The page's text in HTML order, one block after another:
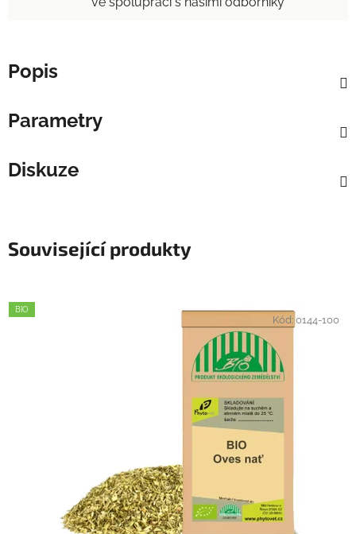
Popis
Parametry
Diskuze
Související produkty
BIO
Kód:0144-100